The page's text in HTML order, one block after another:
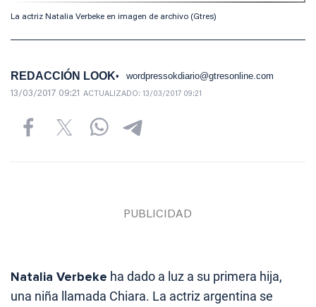
La actriz Natalia Verbeke en imagen de archivo (Gtres)
REDACCIÓN LOOK wordpressokdiario@gtresonline.com
13/03/2017 09:21 ACTUALIZADO: 13/03/2017 09:21
Natalia Verbeke ha dado a luz a su primera hija,
una niña llamada Chiara. La actriz argentina se